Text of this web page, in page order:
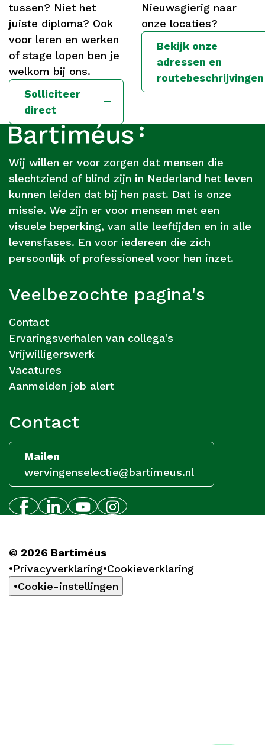
tussen? Niet het
juiste diploma? Ook
voor leren en werken
of stage lopen ben je
welkom bij ons.
Solliciteer
direct
Nieuwsgierig naar
onze locaties?
Bekijk onze
adressen en
routebeschrijvingen
Footer
Over
Bartiméus
Wij willen er voor zorgen dat mensen die
slechtziend of blind zijn in Nederland het leven
kunnen leiden dat bij hen past. Dat is onze
missie. We zijn er voor mensen met een
visuele beperking, van alle leeftijden en in alle
levensfases. En voor iedereen die zich
persoonlijk of professioneel voor hen inzet.
Veelbezochte pagina's
Contact
Ervaringsverhalen van collega's
Vrijwilligerswerk
Vacatures
Aanmelden job alert
Contact
Mailen
wervingenselectie@bartimeus.nl
© 2026 Bartiméus
Privacyverklaring Cookieverklaring
Cookie-instellingen